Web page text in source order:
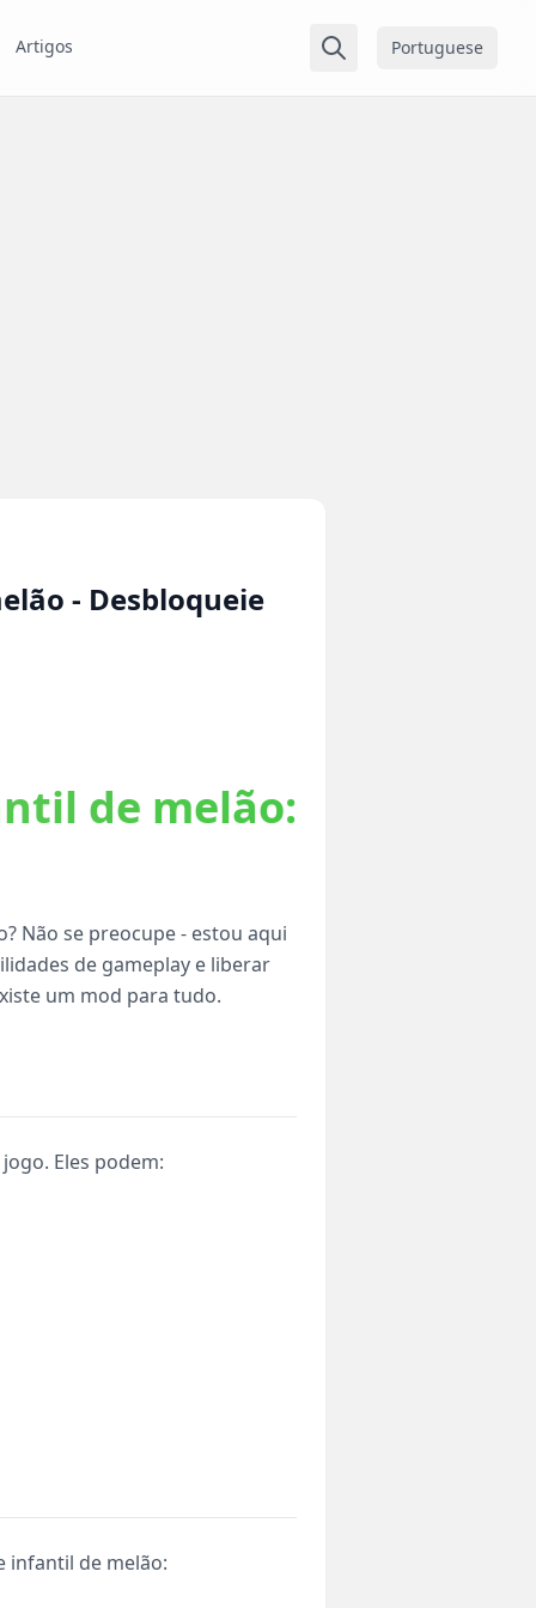
Artigos Portuguese
- Desbloqueie
de melão:
Não se preocupe - estou aqui
de gameplay e liberar
um mod para tudo.
Eles podem:
infantil de melão: